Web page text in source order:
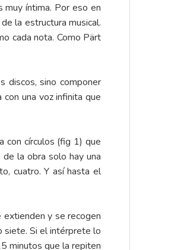
muy íntima. Por eso en
la estructura musical.
cada nota. Como Pärt
discos, sino componer
una voz infinita que
con círculos (fig 1) que
la obra solo hay una
cuatro. Y así hasta el
y se recogen
siete. Si el intérprete lo
minutos que la repiten